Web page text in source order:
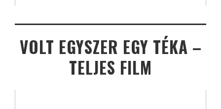
VOLT EGYSZER EGY TÉKA –
TELJES FILM